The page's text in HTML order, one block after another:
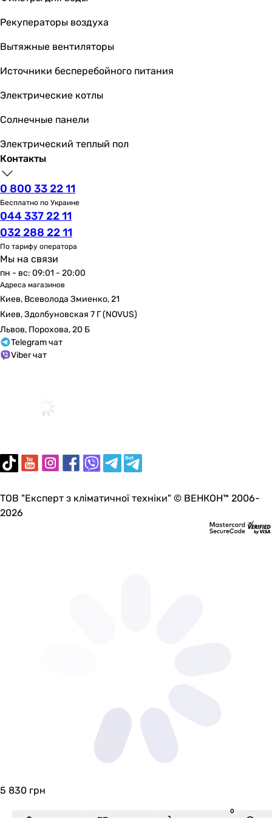
150 мм
-
160 мм
Глубина в упаковке
180 мм
Вес в упаковке
-
Гарантия
Гарантия
60 мес.
24 мес.
Рекуператоры воздуха
Вытяжные вентиляторы
Источники бесперебойного питания
Электрические котлы
Солнечные панели
Электрический теплый пол
Контакты
0 800 33 22 11
Бесплатно по Украине
044 337 22 11
032 288 22 11
По тарифу оператора
Мы на связи
пн - вс: 09:01 - 20:00
Адреса магазинов
Киев, Всеволода Змиенко, 21
Киев, Здолбуновская 7 Г (NOVUS)
Львов, Порохова, 20 Б
Telegram чат
Viber чат
ТОВ "Експерт з кліматичної техніки" © ВЕНКОН™ 2006-
2026
5 830 грн